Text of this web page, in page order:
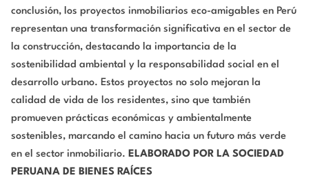
conclusión, los proyectos inmobiliarios eco-amigables en Perú
representan una transformación significativa en el sector de
la construcción, destacando la importancia de la
sostenibilidad ambiental y la responsabilidad social en el
desarrollo urbano. Estos proyectos no solo mejoran la
calidad de vida de los residentes, sino que también
promueven prácticas económicas y ambientalmente
sostenibles, marcando el camino hacia un futuro más verde
en el sector inmobiliario. ELABORADO POR LA SOCIEDAD
PERUANA DE BIENES RAÍCES